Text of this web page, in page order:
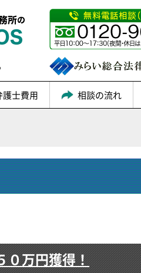
護士費用 相談の流れ
０万円獲得！